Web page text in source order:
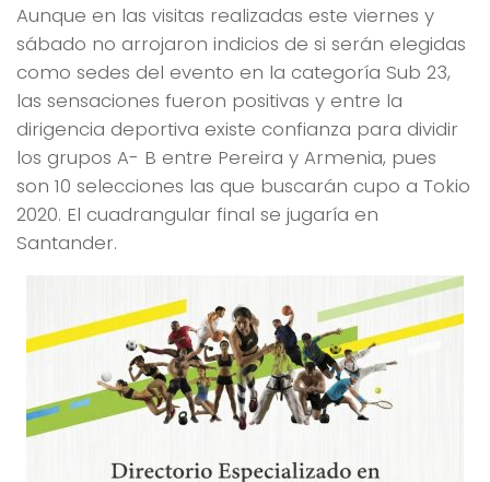
Aunque en las visitas realizadas este viernes y
sábado no arrojaron indicios de si serán elegidas
como sedes del evento en la categoría Sub 23,
las sensaciones fueron positivas y entre la
dirigencia deportiva existe confianza para dividir
los grupos A- B entre Pereira y Armenia, pues
son 10 selecciones las que buscarán cupo a Tokio
2020. El cuadrangular final se jugaría en
Santander.